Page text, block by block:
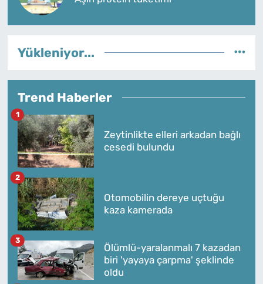
Yükleniyor...
Trend Haberler
Zeytinlikte elleri arkadan bağlı
cesedi bulundu
1
Otomobilin dereye uçtuğu
kaza kamerada
2
Ölümlü-yaralanmalı 7 kazadan
biri 'yayaya çarpma' şeklinde
oldu
3